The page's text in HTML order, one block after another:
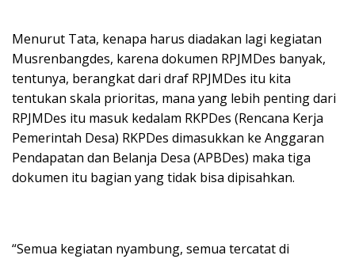
Menurut Tata, kenapa harus diadakan lagi kegiatan
Musrenbangdes, karena dokumen RPJMDes banyak,
tentunya, berangkat dari draf RPJMDes itu kita
tentukan skala prioritas, mana yang lebih penting dari
RPJMDes itu masuk kedalam RKPDes (Rencana Kerja
Pemerintah Desa) RKPDes dimasukkan ke Anggaran
Pendapatan dan Belanja Desa (APBDes) maka tiga
dokumen itu bagian yang tidak bisa dipisahkan.
“Semua kegiatan nyambung, semua tercatat di